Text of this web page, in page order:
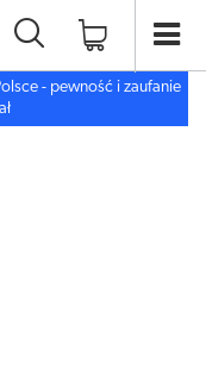
- pewność i zaufanie